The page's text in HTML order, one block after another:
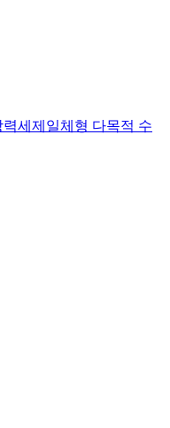
세제일체형 다목적 수